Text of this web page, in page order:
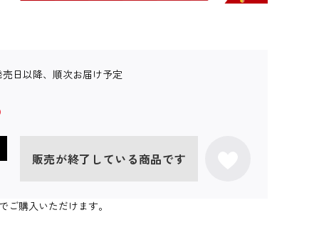
売日以降、順次お届け予定
販売が終了している商品です
ご購入いただけます。